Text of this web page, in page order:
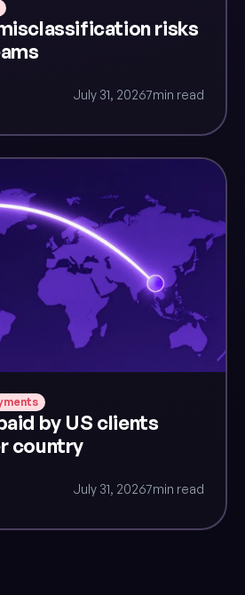
risks
July 31, 20267min read
by US clients
country
July 31, 20267min read